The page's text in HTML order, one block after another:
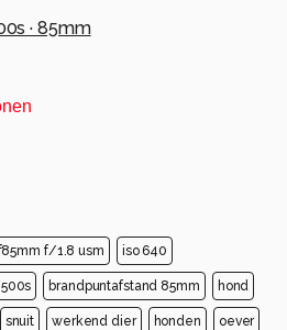
·85mm
f/1.8 usm iso 640
brandpuntafstand 85mm hond
snuit werkend dier honden oever